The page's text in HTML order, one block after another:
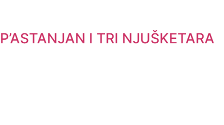
P’ASTANJAN I TRI NJUŠKETARA